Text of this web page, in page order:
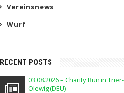
Vereinsnews
Wurf
RECENT POSTS
03.08.2026 – Charity Run in Trier-
Olewig (DEU)